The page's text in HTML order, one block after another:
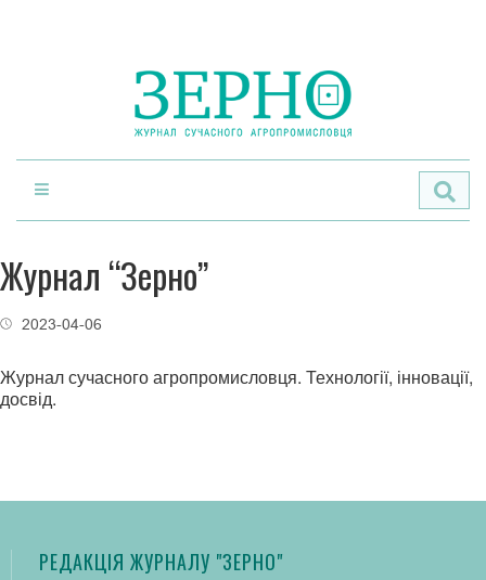
Журнал “Зерно”
2023-04-06
Журнал сучасного агропромисловця. Технології, інновації,
досвід.
РЕДАКЦІЯ ЖУРНАЛУ "ЗЕРНО"